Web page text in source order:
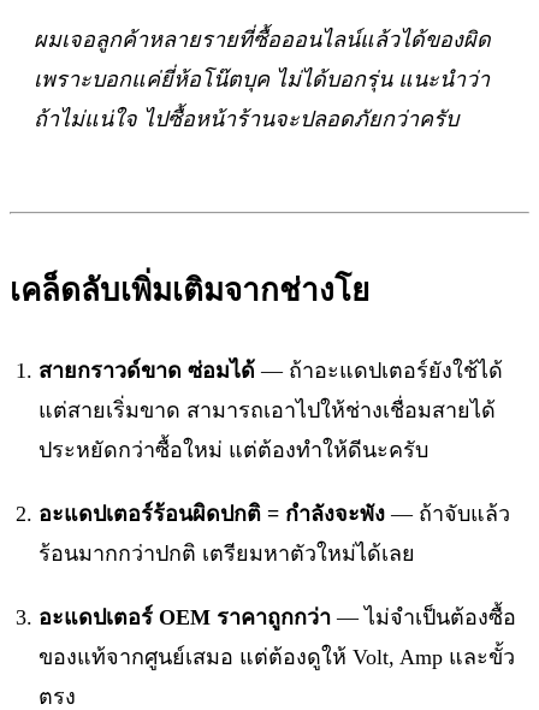
ผมเจอลูกค้าหลายรายที่ซื้อออนไลน์แล้วได้ของผิด
เพราะบอกแค่ยี่ห้อโน๊ตบุค ไม่ได้บอกรุ่น แนะนำว่า
ถ้าไม่แน่ใจ ไปซื้อหน้าร้านจะปลอดภัยกว่าครับ
เคล็ดลับเพิ่มเติมจากช่างโย
สายกราวด์ขาด ซ่อมได้ — ถ้าอะแดปเตอร์ยังใช้ได้
แต่สายเริ่มขาด สามารถเอาไปให้ช่างเชื่อมสายได้
ประหยัดกว่าซื้อใหม่ แต่ต้องทำให้ดีนะครับ
อะแดปเตอร์ร้อนผิดปกติ = กำลังจะพัง — ถ้าจับแล้ว
ร้อนมากกว่าปกติ เตรียมหาตัวใหม่ได้เลย
อะแดปเตอร์ OEM ราคาถูกกว่า — ไม่จำเป็นต้องซื้อ
ของแท้จากศูนย์เสมอ แต่ต้องดูให้ Volt, Amp และขั้ว
ตรง